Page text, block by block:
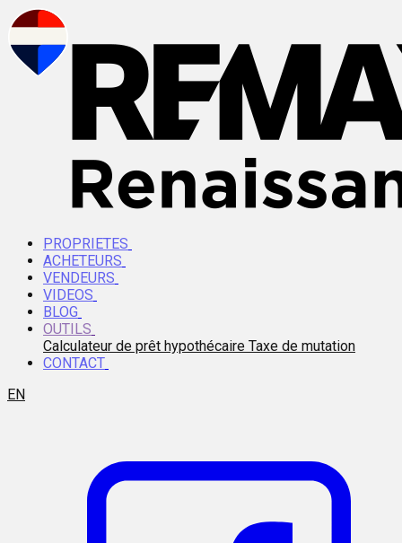
PROPRIETES
ACHETEURS
VENDEURS
VIDEOS
BLOG
OUTILS
Calculateur de prêt hypothécaire Taxe de mutation
CONTACT
EN